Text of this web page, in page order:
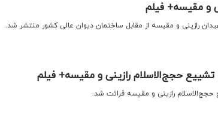
و مقیسه+ فیلم
رازینی و مقیسه از مقابل ساختمان دیوان عالی کشور منتشر شد.
تشییع حجج‌الاسلام رازینی و مقیسه+ فیلم
حجج‌الاسلام رازینی و مقیسه قرائت شد.